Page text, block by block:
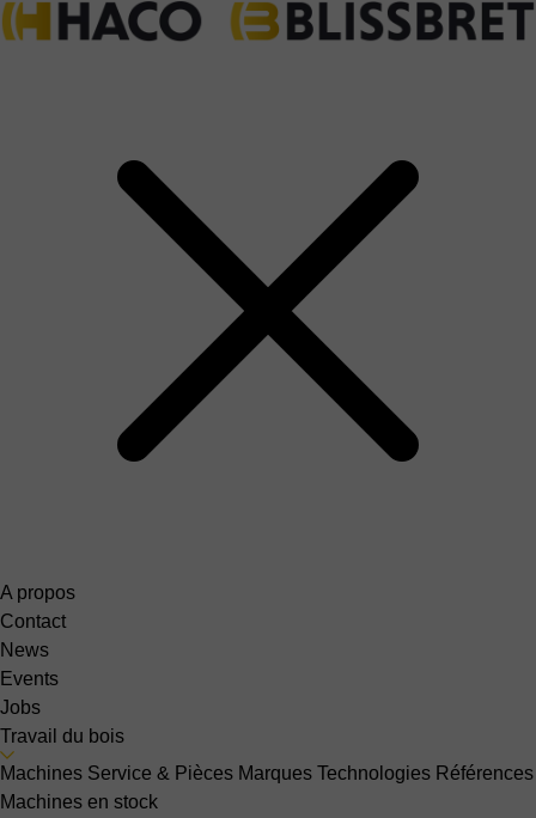
A propos
Contact
News
Events
Jobs
Travail du bois
Machines Service & Pièces Marques Technologies Références
Machines en stock